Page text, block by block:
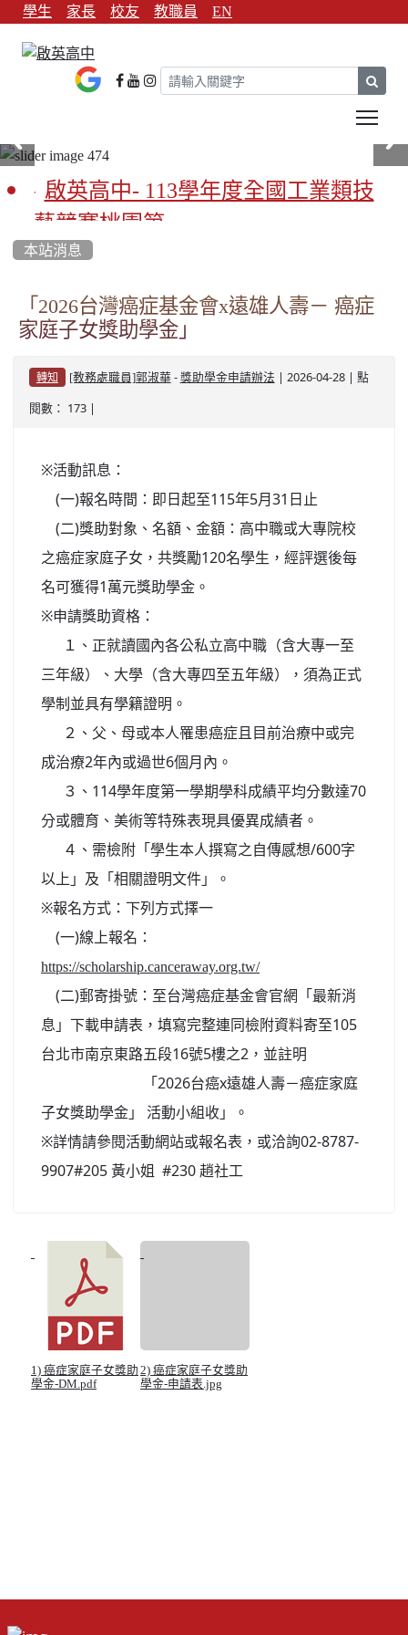
學生 家長 校友 教職員 EN
啟英高中- 113學年度全國工業類技
藝競賽桃園第一
啟英高中-113學年全國學生家事類技
藝競賽榮獲1支金手獎3支優勝
亞洲金牌在啟英！-機器人競賽亞洲
第一
餐飲管理科桃園第一、資料處理科
啟英高中-汽車科榮耀桃園
啟英高中-時尚科桃園第一
本站消息
「2026台灣癌症基金會x遠雄人壽－ 癌症
家庭子女獎助學金」
轉知 [教務處職員]郭淑華- 獎助學金申請辦法 | 2026-04-28 | 點
閱數： 173 |
※活動訊息：
(一)報名時間：即日起至115年5月31日止
(二)獎助對象、名額、金額：高中職或大專院校
之癌症家庭子女，共獎勵120名學生，經評選後每
名可獲得1萬元獎助學金。
※申請獎助資格：
１、正就讀國內各公私立高中職（含大專一至
三年級）、大學（含大專四至五年級），須為正式
學制並具有學籍證明。
２、父、母或本人罹患癌症且目前治療中或完
成治療2年內或過世6個月內。
３、114學年度第一學期學科成績平均分數達70
分或體育、美術等特殊表現具優異成績者。
４、需檢附「學生本人撰寫之自傳感想/600字
以上」及「相關證明文件」。
※報名方式：下列方式擇一
(一)線上報名：
https://scholarship.canceraway.org.tw/
(二)郵寄掛號：至台灣癌症基金會官網「最新消
息」下載申請表，填寫完整連同檢附資料寄至105
台北市南京東路五段16號5樓之2，並註明
「2026台癌x遠雄人壽－癌症家庭
子女獎助學金」 活動小組收」。
※詳情請參閱活動網站或報名表，或洽詢02-8787-
9907#205 黃小姐 #230 趙社工
1) 癌症家庭子女獎助
學金-DM.pdf
2) 癌症家庭子女獎助
學金-申請表.jpg